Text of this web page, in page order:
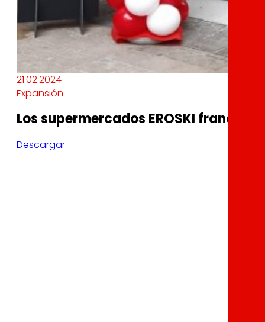
21.02.2024
Expansión
Los supermercados EROSKI
Descargar